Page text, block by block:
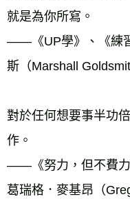
就是為你所寫。
——《UP學》、《練
斯（Marshall
對於任何想要事半功
作。
——《努力，但不費
葛瑞格．麥基昂（